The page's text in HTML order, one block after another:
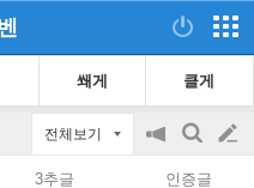
쐐게 클게
전체보기
공
검
색
글
3추글 인증글